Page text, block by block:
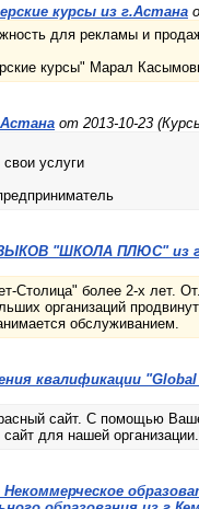
курсы из г.Астана
для рекламы и
курсы" Марал
от 2013-10-23
услуги
"ШКОЛА ПЛЮС" из
Столица" более 2-х лет.
организаций
обслуживанием.
квалификации "Global
сайт. С помощью
для нашей